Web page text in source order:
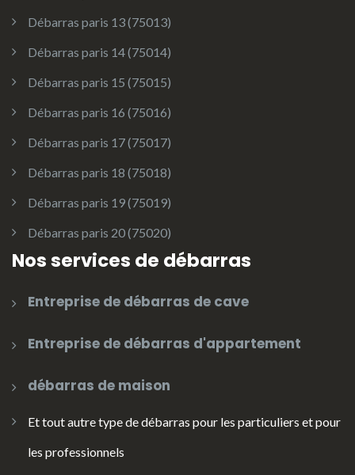
Débarras paris 13 (75013)
Débarras paris 14 (75014)
Débarras paris 15 (75015)
Débarras paris 16 (75016)
Débarras paris 17 (75017)
Débarras paris 18 (75018)
Débarras paris 19 (75019)
Débarras paris 20 (75020)
Nos services de débarras
Entreprise de débarras de cave
Entreprise de débarras d'appartement
débarras de maison
Et tout autre type de débarras pour les particuliers et pour
les professionnels